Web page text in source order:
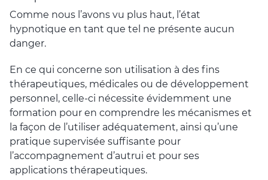
Comme nous l’avons vu plus haut, l’état
hypnotique en tant que tel ne présente aucun
danger.
En ce qui concerne son utilisation à des fins
thérapeutiques, médicales ou de développement
personnel, celle-ci nécessite évidemment une
formation pour en comprendre les mécanismes et
la façon de l’utiliser adéquatement, ainsi qu’une
pratique supervisée suffisante pour
l’accompagnement d’autrui et pour ses
applications thérapeutiques.